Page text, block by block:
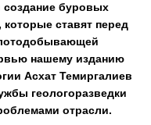
создание буровых
ставят перед
нашему изданию
Асхат Темиргалиев
геологоразведки
отрасли.